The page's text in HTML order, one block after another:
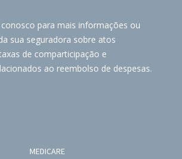
para mais informações ou
sua seguradora sobre atos
de comparticipação e
ao reembolso de despesas.
MEDICARE